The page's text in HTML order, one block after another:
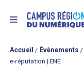
MENU
Accueil / Évènements /
e-réputation | ENE